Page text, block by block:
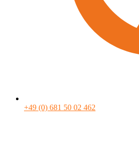
+49 (0) 681 50 02 462